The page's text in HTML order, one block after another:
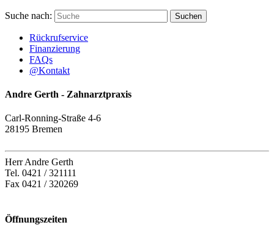
Suche nach: Suchen
Rückrufservice
Finanzierung
FAQs
@Kontakt
Andre Gerth - Zahnarztpraxis
Carl-Ronning-Straße 4-6
28195 Bremen
Herr Andre Gerth
Tel. 0421 / 321111
Fax 0421 / 320269
Öffnungszeiten